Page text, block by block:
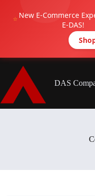
content
⭐ New E-Commerce
E-DAS!
DAS